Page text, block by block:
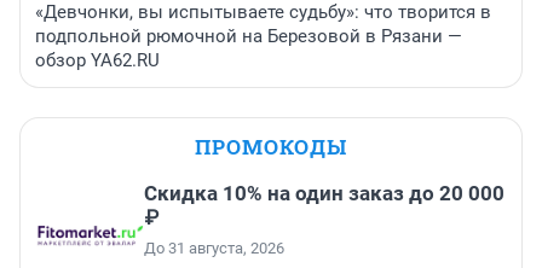
«Девчонки, вы испытываете судьбу»: что творится в
подпольной рюмочной на Березовой в Рязани —
обзор YA62.RU
ПРОМОКОДЫ
Скидка 10% на один заказ до 20 000
₽
До 31 августа, 2026